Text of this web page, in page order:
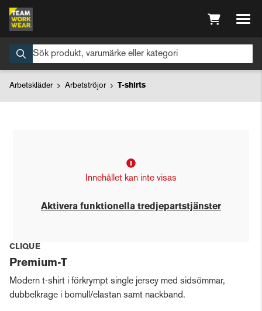
Arbetskläder Arbetströjor T-shirts
Innehållet kan inte visas
Aktivera funktionella tredjepartstjänster
CLIQUE
Premium-T
Modern t-shirt i förkrympt single jersey med sidsömmar,
dubbelkrage i bomull/elastan samt nackband.